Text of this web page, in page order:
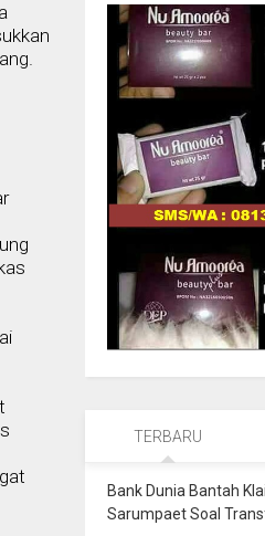
TERBARU
Bank Dunia Bantah
Sarumpaet Soal